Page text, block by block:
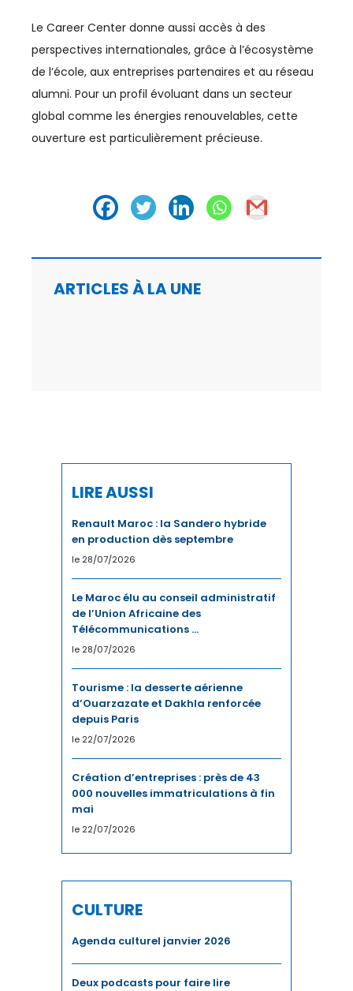
Le Career Center donne aussi accès à des
perspectives internationales, grâce à l’écosystème
de l’école, aux entreprises partenaires et au réseau
alumni. Pour un profil évoluant dans un secteur
global comme les énergies renouvelables, cette
ouverture est particulièrement précieuse.
ARTICLES À LA UNE
LIRE AUSSI
Renault Maroc : la Sandero hybride
en production dès septembre
le 28/07/2026
Le Maroc élu au conseil administratif
de l’Union Africaine des
Télécommunications ...
le 28/07/2026
Tourisme : la desserte aérienne
d’Ouarzazate et Dakhla renforcée
depuis Paris
le 22/07/2026
Création d’entreprises : près de 43
000 nouvelles immatriculations à fin
mai
le 22/07/2026
CULTURE
Agenda culturel janvier 2026
Deux podcasts pour faire lire